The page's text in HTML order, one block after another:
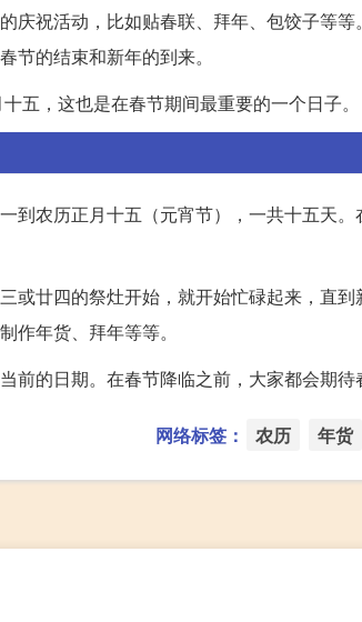
庆祝活动，比如贴春联、拜年、包饺子等
节的结束和新年的到来。
五，这也是在春节期间最重要的一个日子。
到农历正月十五（元宵节），一共十五天
或廿四的祭灶开始，就开始忙碌起来，直
作年货、拜年等等。
前的日期。在春节降临之前，大家都会期待
网络标签： 农历 年货